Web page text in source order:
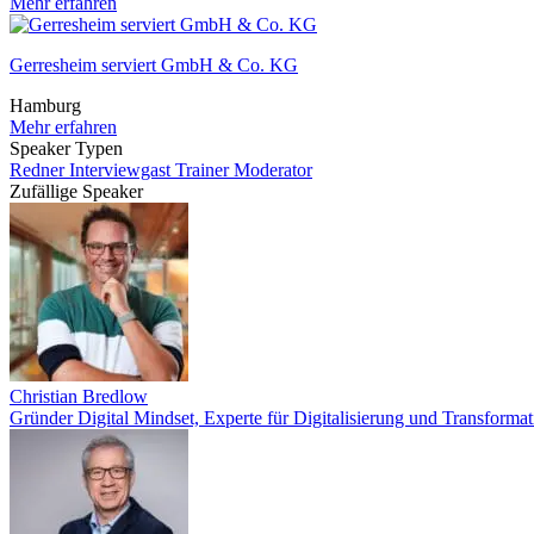
Gerresheim serviert GmbH & Co. KG
Hamburg
Mehr erfahren
Speaker Typen
RednerInterviewgast TrainerModerator
Zufällige Speaker
Christian Bredlow
Gründer Digital Mindset, Experte für Digitalisierung und